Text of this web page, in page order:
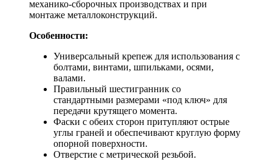
механико-сборочных производствах и при
монтаже металлоконструкций.
Особенности:
Универсальный крепеж для использования с
болтами, винтами, шпильками, осями,
валами.
Правильный шестигранник со
стандартными размерами «под ключ» для
передачи крутящего момента.
Фаски с обеих сторон притупляют острые
углы граней и обеспечивают круглую форму
опорной поверхности.
Отверстие с метрической резьбой.